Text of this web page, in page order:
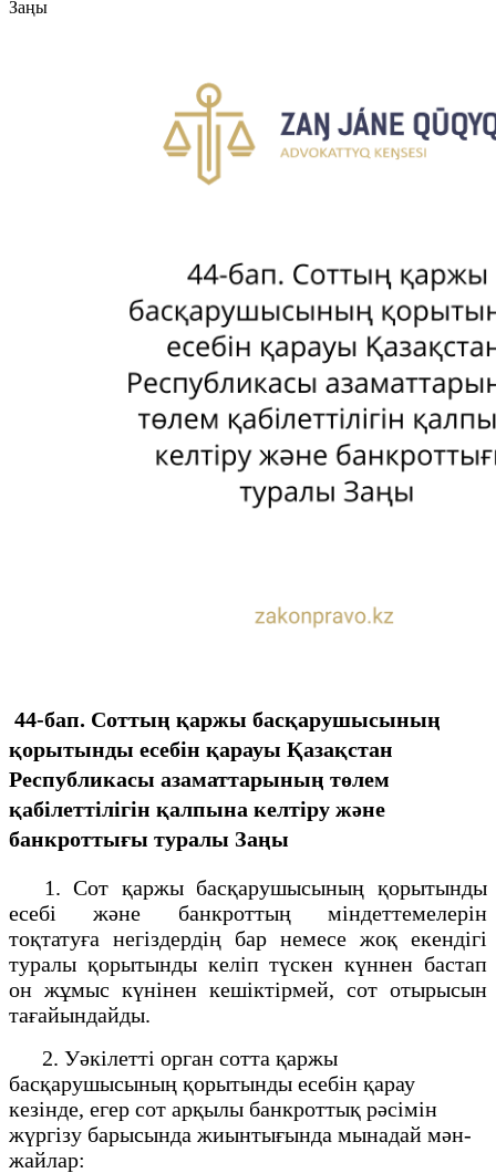
Заңы
44-бап. Соттың қаржы басқарушысының
қорытынды есебін қарауы Қазақстан
Республикасы азаматтарының төлем
қабілеттілігін қалпына келтіру және
банкроттығы туралы Заңы
1. Сот қаржы басқарушысының қорытынды
есебі және банкроттың міндеттемелерін
тоқтатуға негіздердің бар немесе жоқ екендігі
туралы қорытынды келіп түскен күннен бастап
он жұмыс күнінен кешіктірмей, сот отырысын
тағайындайды.
2. Уәкілетті орган сотта қаржы
басқарушысының қорытынды есебін қарау
кезінде, егер сот арқылы банкроттық рәсімін
жүргізу барысында жиынтығында мынадай мән-
жайлар: